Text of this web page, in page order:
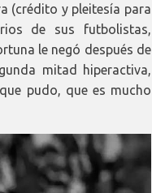
(crédito y pleitesía para
de sus futbolistas,
le negó después de
mitad hiperactiva,
pudo, que es mucho